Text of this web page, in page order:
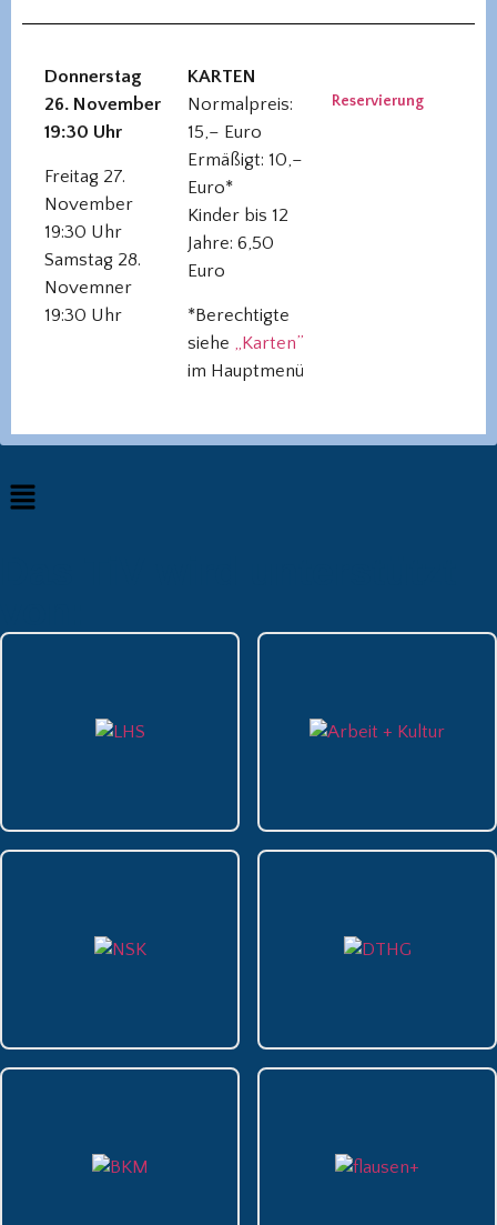
Donnerstag
26. November
19:30 Uhr
Freitag 27.
November
19:30 Uhr
Samstag 28.
Novemner
19:30 Uhr
KARTEN
Normalpreis:
15,– Euro
Ermäßigt: 10,–
Euro*
Kinder bis 12
Jahre: 6,50
Euro
*Berechtigte
siehe „Karten”
im Hauptmenü
Reservierung